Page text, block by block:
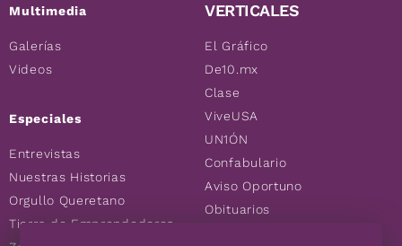
Multimedia
Galerías
Videos
Especiales
Entrevistas
Nuestras Historias
Orgullo Queretano
Tierra de Emprendedores
VERTICALES
El Gráfico
De10.mx
Clase
ViveUSA
UN1ÓN
Confabulario
Aviso Oportuno
Obituarios